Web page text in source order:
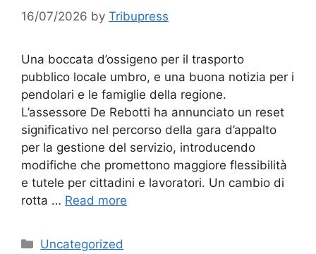
16/07/2026 by Tribupress
Una boccata d’ossigeno per il trasporto
pubblico locale umbro, e una buona notizia per i
pendolari e le famiglie della regione.
L’assessore De Rebotti ha annunciato un reset
significativo nel percorso della gara d’appalto
per la gestione del servizio, introducendo
modifiche che promettono maggiore flessibilità
e tutele per cittadini e lavoratori. Un cambio di
rotta … Read more
Categories
Uncategorized